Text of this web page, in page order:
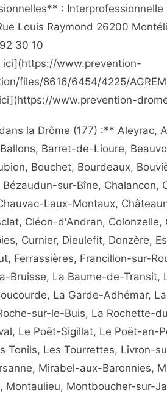
: Interprofessionnelle
Louis Raymond 26200
30 10
www.prevention-
files/8616/6454/4225/
www.prevention-
la Drôme (177) :** Aleyrac,
Barret-de-Lioure,
Bouchet, Bourdeaux,
sur-Bîne, Chalancon,
Laux-Montaux,
Cléon-d'Andran,
Curnier, Dieulefit, Donzère,
Ferrassières, Francillon-sur-
Bruisse, La Baume-de-
La Garde-Adhémar,
sur-le-Buis, La Rochette-
Le Poët-Sigillat, Le Poët-en-
Tonils, Les Tourrettes, Livron-
Mirabel-aux-Baronnies,
Montaulieu, Montboucher-sur-